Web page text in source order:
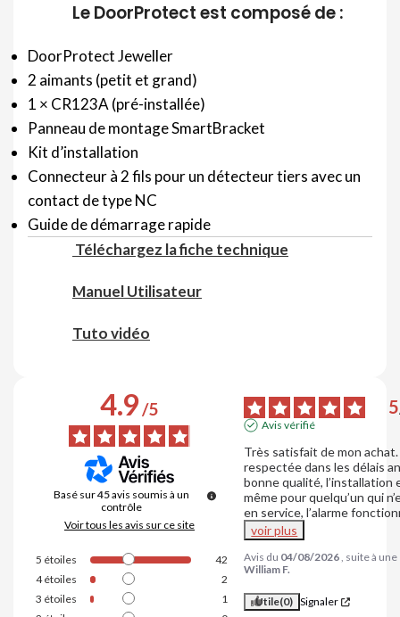
Le DoorProtect est composé de :
DoorProtect Jeweller
2 aimants (petit et grand)
1 × CR123A (pré-installée)
Panneau de montage SmartBracket
Kit d’installation
Connecteur à 2 fils pour un détecteur tiers avec un
contact de type NC
Guide de démarrage rapide
Téléchargez la fiche technique
Manuel Utilisateur
Tuto vidéo
4.9/5
Basé sur45avis soumis à un
contrôle
Voir tous les avis sur ce site
5 étoiles
42
4étoiles
2
3 étoiles
1
5
Avis vérifié
Très satisfait de mon
respectée dans les délais
bonne qualité,
même pour quelqu’un qui
en service, l’alarme
voir plus
Avis du 04/08/2026, suite à
William F.
Utile(0) Signaler